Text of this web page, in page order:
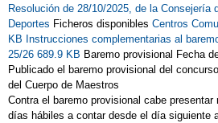
Resolución de 28/10/2025, de la Consejería
Deportes Ficheros disponibles Centros
KB Instrucciones complementarias al
25/26 689.9 KB Baremo provisional Fecha
Publicado el baremo provisional del
del Cuerpo de Maestros
Contra el baremo provisional cabe
días hábiles a contar desde el día siguiente